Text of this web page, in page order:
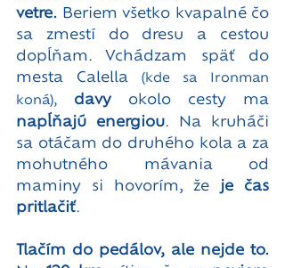
vetre. Beriem všetko kvapalné čo
sa zmestí do dresu a cestou
dopĺňam. Vchádzam späť do
mesta Calella
(kde sa Ironman
koná),
davy
napĺňajú energiou. Na kruháči
sa otáčam do druhého kola a za
mohutného mávania od
maminy si hovorím, že
je čas
pritlačiť.
Tlačím do pedálov, ale nejde to.